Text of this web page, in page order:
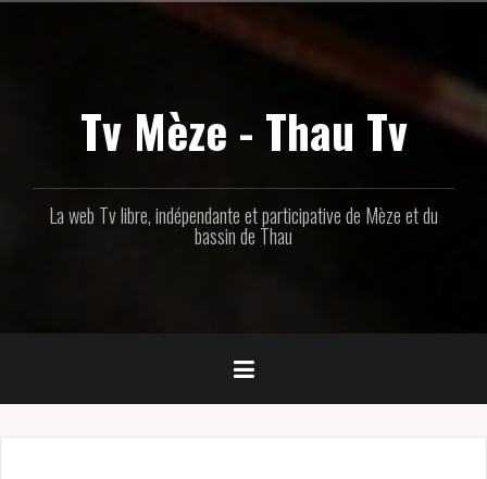
Tv Mèze - Thau Tv
La web Tv libre, indépendante et participative de Mèze et du
bassin de Thau